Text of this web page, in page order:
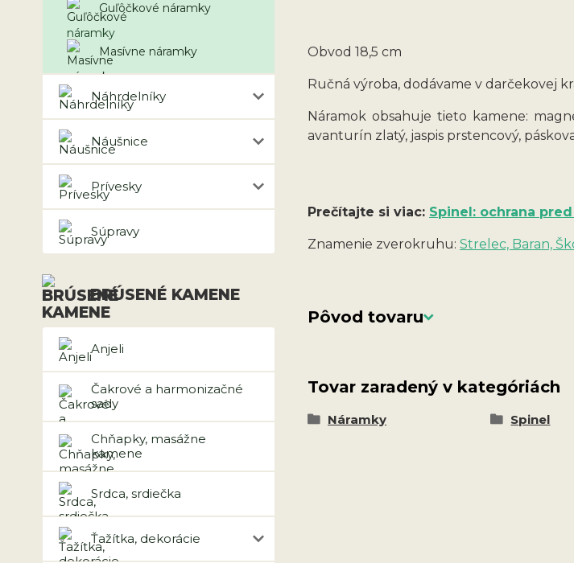
Guľôčkové náramky
Masívne náramky
Náhrdelníky
Náušnice
Prívesky
Súpravy
BRÚSENÉ KAMENE
Anjeli
Čakrové a harmonizačné
sady
Chňapky, masážne
kamene
Srdca, srdiečka
Ťažítka, dekorácie
Obvod 18,5 cm
Ručná výroba, dodávame v darčekovej
Náramok obsahuje tieto kamene:
avanturín zlatý, jaspis prstencový,
Prečítajte si viac: Spinel: ochrana
Znamenie zverokruhu: Strelec, Baran,
Pôvod tovaru
Tovar zaradený v kategóriách
Náramky Spinel